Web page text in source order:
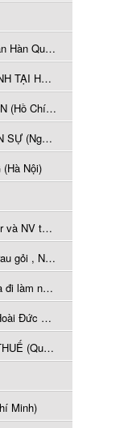
Tuyển NV Nam bếp chiên quán ăn Hàn Quốc làm Q1 (Hồ Chí Minh)
TUYỂN NHÂN VIÊN KINH DOANH TẠI HCM (Hồ Chí Minh)
TUYỂN THỢ HÀN, THỢ CƠ ĐIỆN (Hồ Chí Minh)
TUYỂN TRƯỞNG PHÒNG NHÂN SỰ (Nghệ An)
Nội)
Sáu Tỷ Bình Quới tuyển NV order và NV tạp vụ (Hồ Chí Minh)
Sáu Tỷ Bình Quới tuyển NV Nữ rau gỏi , NV chảo chính (Hồ Chí Minh)
Tuyển nhân viên kỹ thuật tòa nhà đi làm ngay TPHCM (Hồ Chí Minh)
Tuyển NV kế toán nội bộ làm ở Hoài Đức Hà Nội (Hà Nội)
TUYỂN NHÂN VIÊN KẾ TOÁN THUẾ (Quảng Ninh)
Minh)